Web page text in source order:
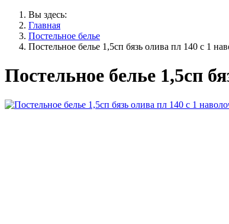
Вы здесь:
Главная
Постельное белье
Постельное белье 1,5сп бязь олива пл 140 с 1
Постельное белье 1,5сп